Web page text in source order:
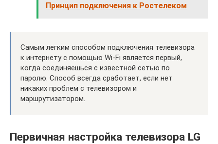
Принцип подключения к Ростелеком
Самым легким способом подключения телевизора
к интернету с помощью Wi-Fi является первый,
когда соединяешься с известной сетью по
паролю. Способ всегда сработает, если нет
никаких проблем с телевизором и
маршрутизатором.
Первичная настройка телевизора LG